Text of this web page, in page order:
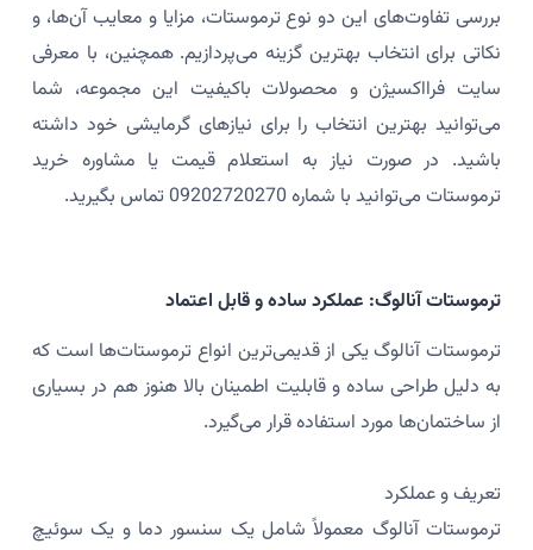
بررسی تفاوت‌های این دو نوع ترموستات، مزایا و معایب آن‌ها، و
نکاتی برای انتخاب بهترین گزینه می‌پردازیم. همچنین، با معرفی
سایت فرااکسیژن و محصولات باکیفیت این مجموعه، شما
می‌توانید بهترین انتخاب را برای نیازهای گرمایشی خود داشته
باشید. در صورت نیاز به استعلام قیمت یا مشاوره خرید
ترموستات می‌توانید با شماره 09202720270 تماس بگیرید.
ترموستات آنالوگ: عملکرد ساده و قابل اعتماد
ترموستات آنالوگ یکی از قدیمی‌ترین انواع ترموستات‌ها است که
به دلیل طراحی ساده و قابلیت اطمینان بالا هنوز هم در بسیاری
از ساختمان‌ها مورد استفاده قرار می‌گیرد.
تعریف و عملکرد
ترموستات آنالوگ معمولاً شامل یک سنسور دما و یک سوئیچ